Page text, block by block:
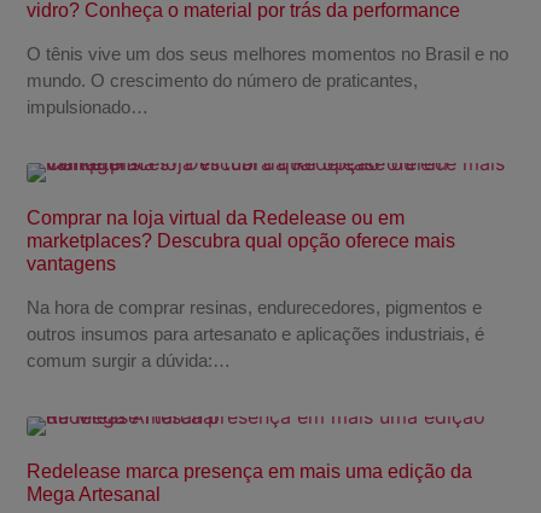
vidro? Conheça o material por trás da performance
O tênis vive um dos seus melhores momentos no Brasil e no
mundo. O crescimento do número de praticantes,
impulsionado…
Comprar na loja virtual da Redelease ou em
marketplaces? Descubra qual opção oferece mais
vantagens
Na hora de comprar resinas, endurecedores, pigmentos e
outros insumos para artesanato e aplicações industriais, é
comum surgir a dúvida:…
Redelease marca presença em mais uma edição da
Mega Artesanal